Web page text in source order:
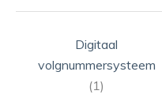
Digitaal
volgnummersysteem
(1)